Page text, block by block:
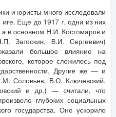
и юристы много исследовали
иге. Еще до 1917 г. одни из них
в основном Н.И. Костомаров и
Загоскин, В.И. Сергеевич)
большое влияние на
которое сложилось под
Другие же — и
Соловьев, В.О. Ключевский,
и др.) — считали, что
глубоких социальных
государства. Оно ускорило